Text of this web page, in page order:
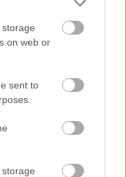
on web or
sent to
Európai filmipar